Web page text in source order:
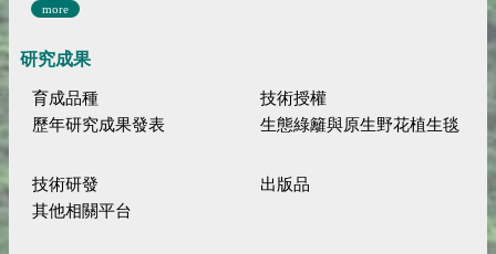
more
研究成果
育成品種
技術授權
歷年研究成果發表
生態綠籬與原生野花植生毯
技術研發
出版品
其他相關平台